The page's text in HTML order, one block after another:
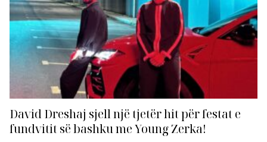
David Dreshaj sjell një tjetër hit për festat e
fundvitit së bashku me Young Zerka!